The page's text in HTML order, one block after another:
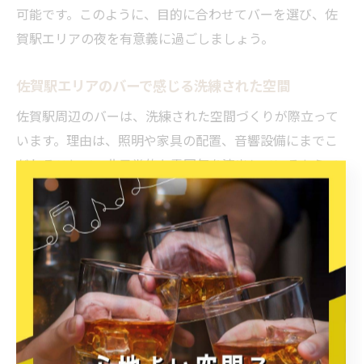
可能です。このように、目的に合わせてバーを選び、佐
賀駅エリアの夜を有意義に過ごしましょう。
佐賀駅エリアのバーで感じる洗練された空間
佐賀駅周辺のバーは、洗練された空間づくりが際立って
います。理由は、照明や家具の配置、音響設備にまでこ
だわることで、非日常的な雰囲気を演出しているからで
す。例えば、静かなBGMと落ち着いた色調のインテリア
が調和した空間は、仕事帰りや特別な日のリフレッシュ
に最適です。こうした洗練されたバーを選ぶことで、佐
賀駅エリアで上質な時間を過ごすことができます。
センスあふれるバーを佐賀駅で楽しむコツ
佐賀駅でセンスの良いバーを楽しむには、情報収集と下